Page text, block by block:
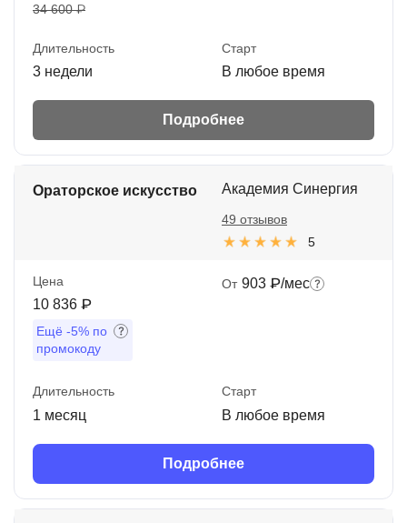
34 600 ₽
Длительность
3 недели
Старт
В любое время
Подробнее
Ораторское искусство Академия Синергия
5
49 отзывов
Цена
10 836 ₽
Ещё -5% по
промокоду
От 903 ₽/мес
Длительность
1 месяц
Старт
В любое время
Подробнее